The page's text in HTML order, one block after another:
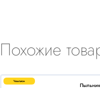
Похожие
Чемпион